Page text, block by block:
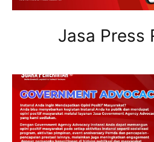
Jasa Press